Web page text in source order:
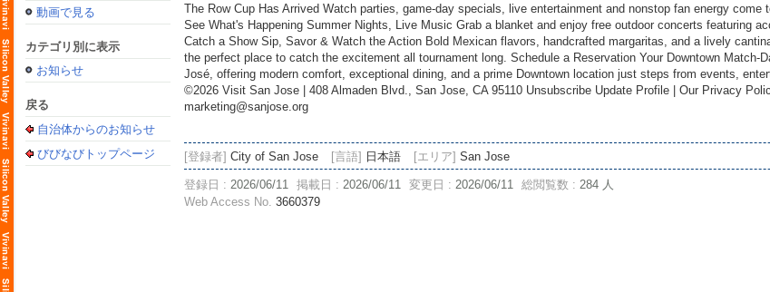
動画で見る
カテゴリ別に表示
お知らせ
戻る
自治体からのお知らせ
びびなびトップページ
The Row Cup Has Arrived Watch parties, game-day specials, live entertainment and nonstop fan energy come
See What's Happening Summer Nights, Live Music Grab a blanket and enjoy free outdoor concerts featuring
Catch a Show Sip, Savor & Watch the Action Bold Mexican flavors, handcrafted margaritas, and a lively
the perfect place to catch the excitement all tournament long. Schedule a Reservation Your Downtown
José, offering modern comfort, exceptional dining, and a prime Downtown location just steps from events,
©2026 Visit San Jose | 408 Almaden Blvd., San Jose, CA 95110 Unsubscribe Update Profile | Our Privacy
marketing@sanjose.org
[登録者] City of San Jose [言語] 日本語 [エリア] San Jose
登録日 : 2026/06/11 掲載日 : 2026/06/11 変更日 : 2026/06/11 総閲覧数 : 284 人
Web Access No. 3660379